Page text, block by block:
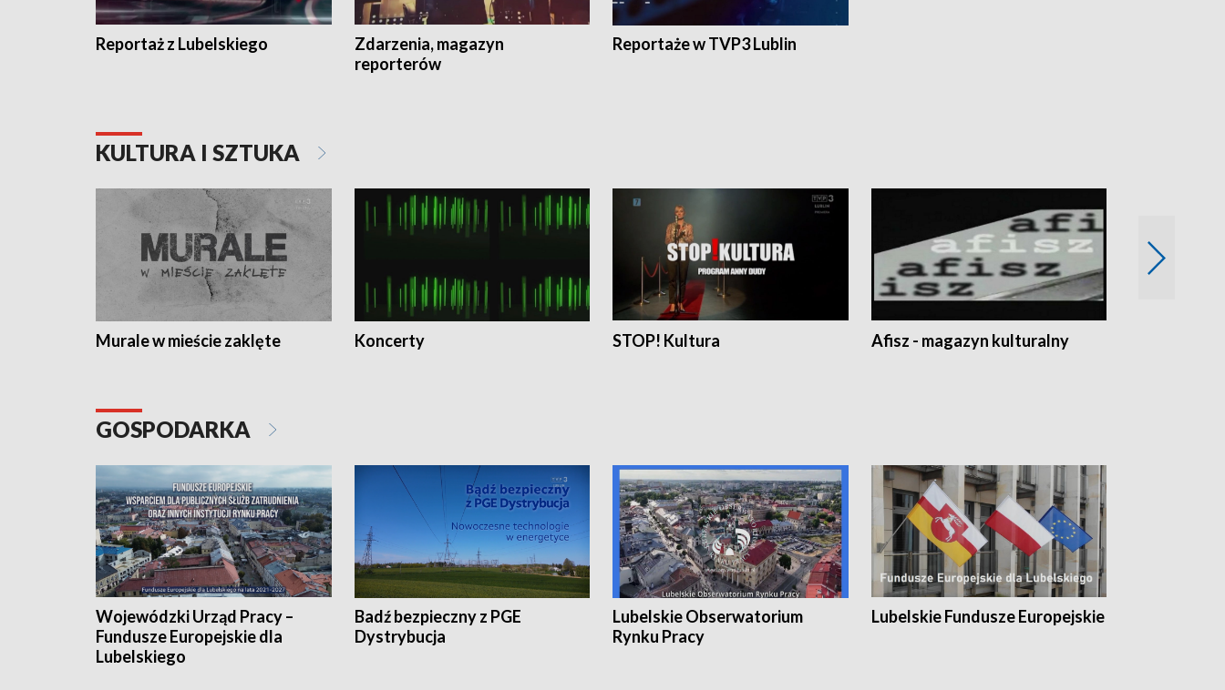
Reportaż z Lubelskiego
Zdarzenia, magazyn
reporterów
Reportaże w TVP3 Lublin
KULTURA I SZTUKA
Murale w mieście zaklęte Koncerty STOP! Kultura Afisz - magazyn kulturalny
GOSPODARKA
Wojewódzki Urząd Pracy –
Fundusze Europejskie dla
Lubelskiego
Badź bezpieczny z PGE
Dystrybucja
Lubelskie Obserwatorium
Rynku Pracy
Lubelskie Fundusze Europejskie